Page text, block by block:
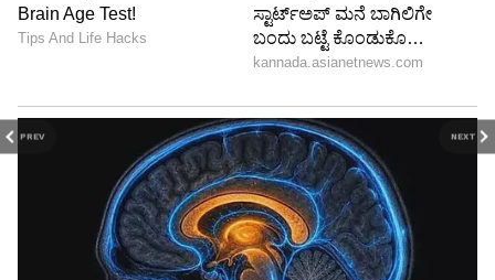
PREV NEXT